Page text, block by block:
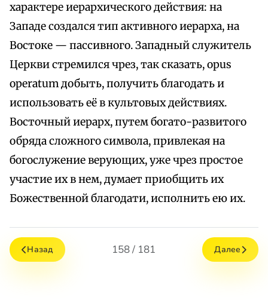
характере иерархического действия: на
Западе создался тип активного иерарха, на
Востоке — пассивного. Западный служитель
Церкви стремился чрез, так сказать, opus
operatum добыть, получить благодать и
использовать её в культовых действиях.
Восточный иерарх, путем богато-развитого
обряда сложного символа, привлекая на
богослужение верующих, уже чрез простое
участие их в нем, думает приобщить их
Божественной благодати, исполнить ею их.
Назад 158 / 181 Далее